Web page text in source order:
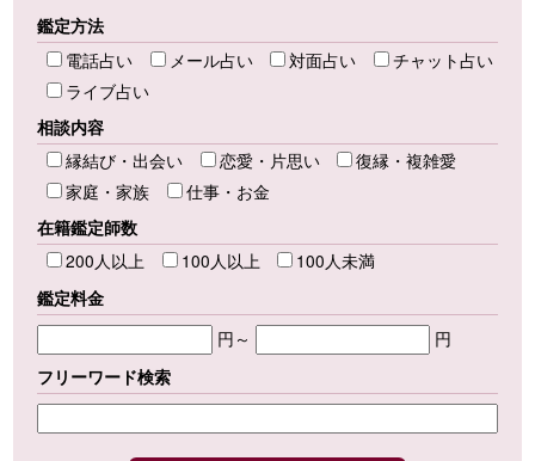
鑑定方法
電話占い
メール占い 対面占い
チャット占い
ライブ占い
相談内容
縁結び・出会い
恋愛・片思い
復縁・複雑愛
家庭・家族
仕事・お金
在籍鑑定師数
200人以上
100人以上
100人未満
鑑定料金
円～
円
フリーワード検索